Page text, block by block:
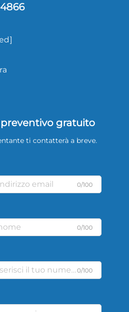
gratuito
ti contatterà a breve.
0/100
0/100
0/100